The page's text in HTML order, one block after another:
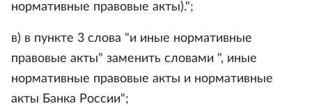
нормативные правовые акты).";
в) в пункте 3 слова "и иные нормативные
правовые акты" заменить словами ", иные
нормативные правовые акты и нормативные
акты Банка России";